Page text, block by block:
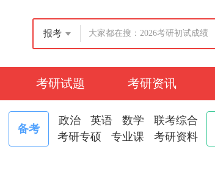
报考
考研试题 考研资讯
备考
政治 英语 数学
联考综合
考研专硕
专业课 考研资料